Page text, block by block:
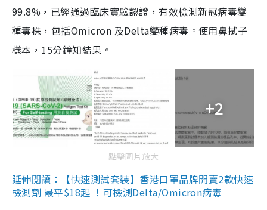
99.8%，已經通過臨床實驗認證，有效檢測新冠病毒變
種毒株，包括Omicron 及Delta變種病毒。使用鼻拭子
樣本，15分鐘知結果。
+2
點擊圖片放大
延伸閱讀：【快速測試套裝】香港口罩品牌開賣2款快速
檢測劑 最平$18起 ！可檢測Delta/Omicron病毒